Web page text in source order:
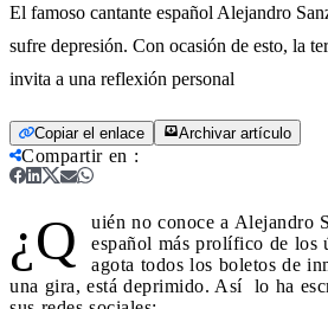
El famoso cantante español Alejandro
sufre depresión. Con ocasión de esto, la
invita a una reflexión personal
Copiar el enlace Archivar artículo
Compartir en :
¿Q
uién no conoce a Alejandro
español más prolífico de los
agota todos los boletos de
una gira, está deprimido. Así lo ha